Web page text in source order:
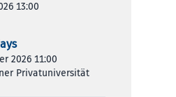
13:00
2026 11:00
Privatuniversität